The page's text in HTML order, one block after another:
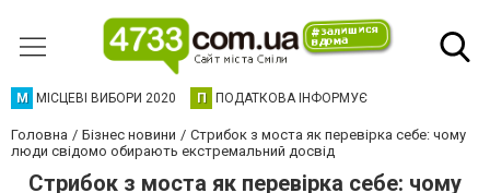
М МІСЦЕВІ ВИБОРИ 2020 П ПОДАТКОВА ІНФОРМУЄ
Головна Бізнес новини
Стрибок з моста як перевірка себе: чому
люди свідомо обирають екстремальний досвід
Стрибок з моста як перевірка себе: чому